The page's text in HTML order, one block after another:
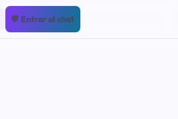
💬 Entrar al chat